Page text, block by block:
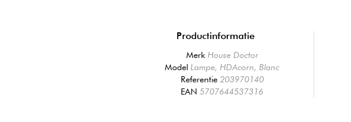
Productinformatie
Merk House Doctor
ModelLampe, HDAcorn, Blanc
Referentie 203970140
EAN5707644537316